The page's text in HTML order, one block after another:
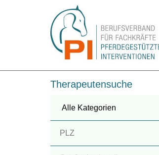
Therapeutensuche